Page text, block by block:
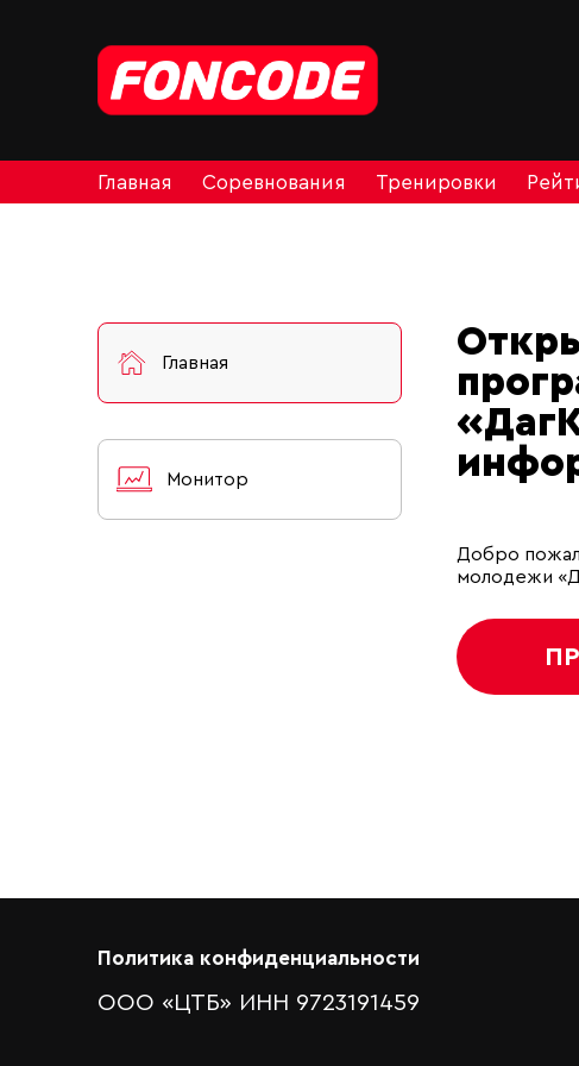
Главная Соревнования Тренировки
Главная
Монитор
Добро
молодежи
Политика конфиденциальности
ООО «ЦТБ» ИНН 9723191459